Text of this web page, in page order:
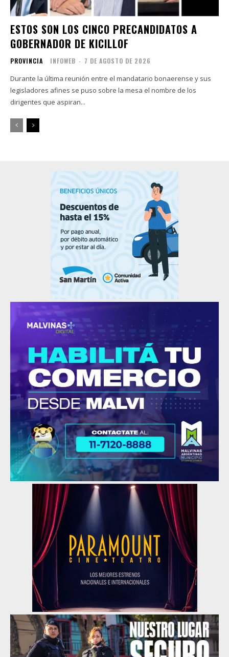
ESTOS SON LOS CINCO PRECANDIDATOS A
GOBERNADOR DE KICILLOF
PROVINCIA INFOWEB - 7 DE AGOSTO DE 2026
Durante la última reunión entre el mandatario bonaerense y sus
legisladores afines se puso sobre la mesa el nombre de los
dirigentes que aspiran...